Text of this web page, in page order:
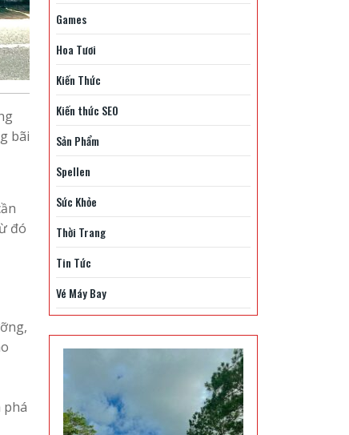
bãi
đó
phá
Games
Hoa Tươi
Kiến Thức
Kiến thức SEO
Sản Phẩm
Spellen
Sức Khỏe
Thời Trang
Tin Tức
Vé Máy Bay